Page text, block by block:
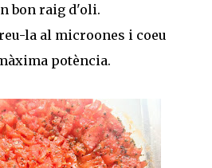
bon raig d'oli.
la al microones i coeu
potència.